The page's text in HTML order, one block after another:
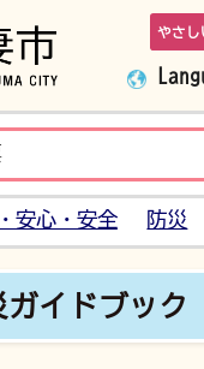
やさし
安心・安全 防災
イドブック